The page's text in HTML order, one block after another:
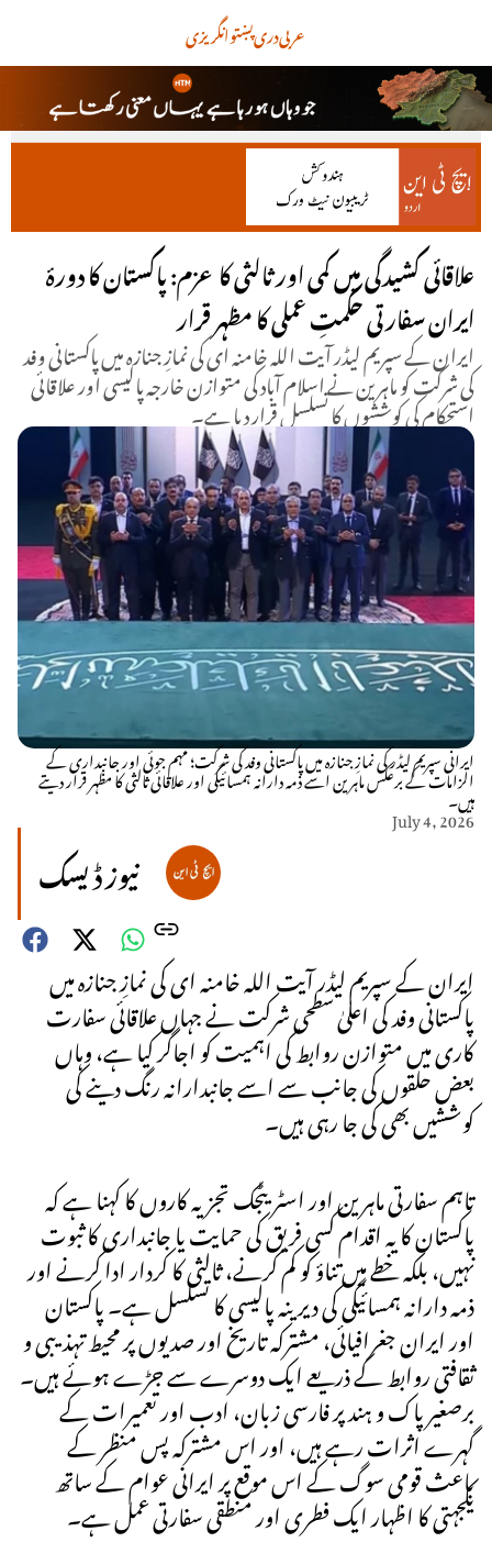
انگریزیپښتودریعربی
علاقائی کشیدگی میں کمی اور ثالثی کا عزم: پاکستان کا دورۂ
ایران سفارتی حکمتِ عملی کا مظہر قرار
ایران کے سپریم لیڈر آیت اللہ خامنہ ای کی نمازِ جنازہ میں پاکستانی وفد
کی شرکت کو ماہرین نے اسلام آباد کی متوازن خارجہ پالیسی اور علاقائی
استحکام کی کوششوں کا تسلسل قرار دیا ہے۔
ایرانی سپریم لیڈر کی نمازِ جنازہ میں پاکستانی وفد کی شرکت؛ مہم جوئی اور جانبداری کے
الزامات کے برعکس ماہرین اسے ذمہ دارانہ ہمسائیگی اور علاقائی ثالثی کا مظہر قرار دیتے
ہیں۔
July 4, 2026
نیوز ڈیسک
ایران کے سپریم لیڈر آیت اللہ خامنہ ای کی نمازِ جنازہ میں
پاکستانی وفد کی اعلیٰ سطحی شرکت نے جہاں علاقائی سفارت
کاری میں متوازن روابط کی اہمیت کو اجاگر کیا ہے، وہاں
بعض حلقوں کی جانب سے اسے جانبدارانہ رنگ دینے کی
کوششیں بھی کی جا رہی ہیں۔
تاہم سفارتی ماہرین اور اسٹریٹجک تجزیہ کاروں کا کہنا ہے کہ
پاکستان کا یہ اقدام کسی فریق کی حمایت یا جانبداری کا ثبوت
نہیں، بلکہ خطے میں تناؤ کو کم کرنے، ثالثی کا کردار ادا کرنے اور
ذمہ دارانہ ہمسائیگی کی دیرینہ پالیسی کا تسلسل ہے۔ پاکستان
اور ایران جغرافیائی، مشترکہ تاریخ اور صدیوں پر محیط تہذیبی و
ثقافتی روابط کے ذریعے ایک دوسرے سے جڑے ہوئے ہیں۔
برصغیر پاک و ہند پر فارسی زبان، ادب اور تعمیرات کے
گہرے اثرات رہے ہیں، اور اس مشترکہ پس منظر کے
باعث قومی سوگ کے اس موقع پر ایرانی عوام کے ساتھ
یکجہتی کا اظہار ایک فطری اور منطقی سفارتی عمل ہے۔